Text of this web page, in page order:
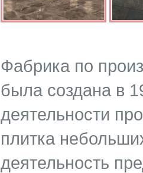
Фабрика по
была создана в
деятельности
плитка
деятельность